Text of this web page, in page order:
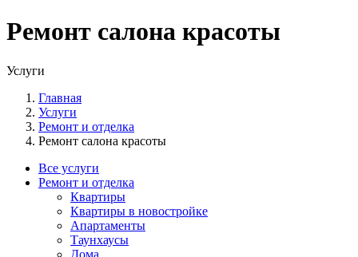
Ремонт салона красоты
Услуги
Главная
Услуги
Ремонт и отделка
Ремонт салона красоты
Все услуги
Ремонт и отделка
Квартиры
Квартиры в новостройке
Апартаменты
Таунхаусы
Дома